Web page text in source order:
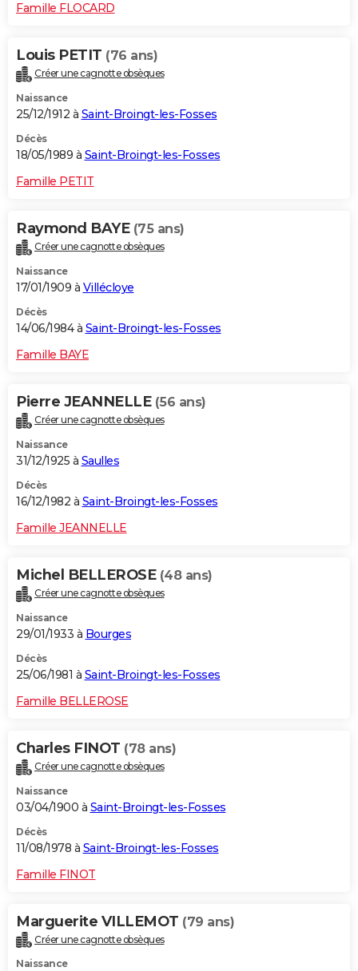
Famille FLOCARD
Louis PETIT (76 ans)
Créer une cagnotte obsèques
Naissance
25/12/1912 à Saint-Broingt-les-Fosses
Décès
18/05/1989 à Saint-Broingt-les-Fosses
Famille PETIT
Raymond BAYE (75 ans)
Créer une cagnotte obsèques
Naissance
17/01/1909 à Villécloye
Décès
14/06/1984 à Saint-Broingt-les-Fosses
Famille BAYE
Pierre JEANNELLE (56 ans)
Créer une cagnotte obsèques
Naissance
31/12/1925 à Saulles
Décès
16/12/1982 à Saint-Broingt-les-Fosses
Famille JEANNELLE
Michel BELLEROSE (48 ans)
Créer une cagnotte obsèques
Naissance
29/01/1933 à Bourges
Décès
25/06/1981 à Saint-Broingt-les-Fosses
Famille BELLEROSE
Charles FINOT (78 ans)
Créer une cagnotte obsèques
Naissance
03/04/1900 à Saint-Broingt-les-Fosses
Décès
11/08/1978 à Saint-Broingt-les-Fosses
Famille FINOT
Marguerite VILLEMOT (79 ans)
Créer une cagnotte obsèques
Naissance